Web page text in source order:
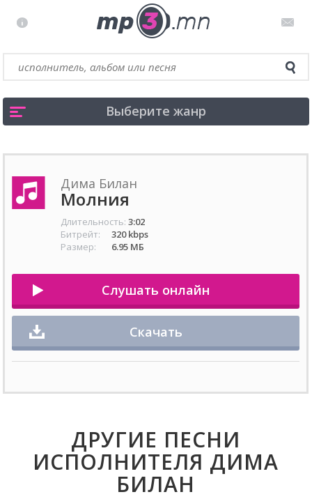
Выберите жанр
Дима Билан
Молния
Длительность: 3:02
Битрейт:
320 kbps
Размер:
6.95 МБ
Слушать онлайн
Скачать
ДРУГИЕ ПЕСНИ
ИСПОЛНИТЕЛЯ ДИМА
БИЛАН